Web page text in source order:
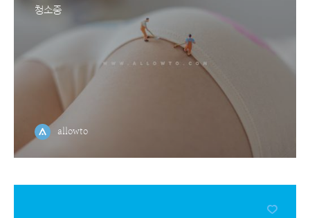
청소중
allowto